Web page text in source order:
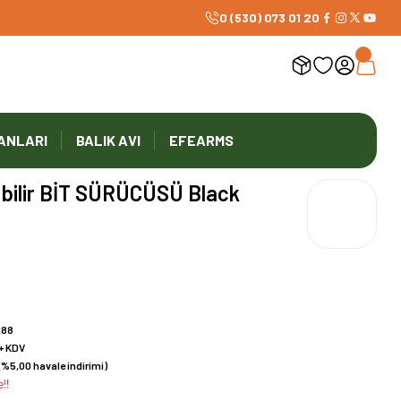
0 (530) 073 01 20
BALIK AVI EFEARMS
BİT SÜRÜCÜSÜ Black
KDV
havale indirimi)